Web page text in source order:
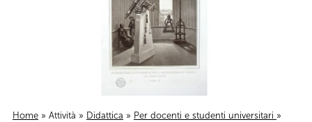
Home » Attività » Didattica » Per docenti e studenti universitari »